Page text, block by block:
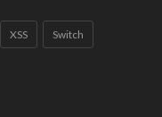
XSS Switch